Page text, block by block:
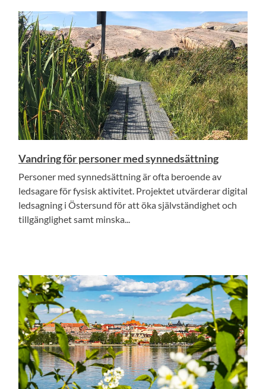
Vandring för personer med synnedsättning
Personer med synnedsättning är ofta beroende av
ledsagare för fysisk aktivitet. Projektet utvärderar digital
ledsagning i Östersund för att öka självständighet och
tillgänglighet samt minska...